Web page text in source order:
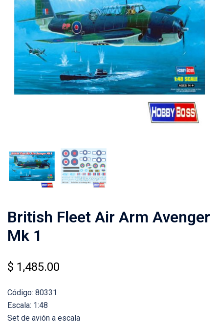
British Fleet Air Arm Avenger
Mk 1
$ 1,485.00
Código: 80331
Escala: 1:48
Set de avión a escala